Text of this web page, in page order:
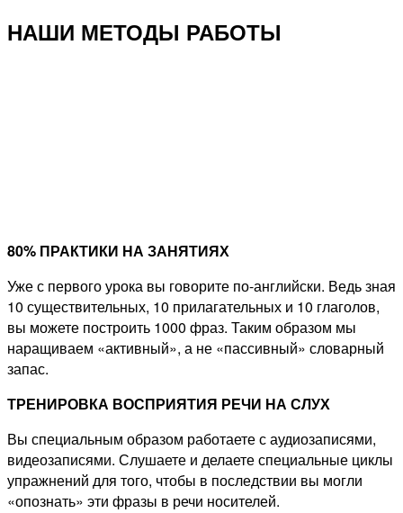
НАШИ МЕТОДЫ РАБОТЫ
80% ПРАКТИКИ НА ЗАНЯТИЯХ
Уже с первого урока вы говорите по-английски. Ведь зная
10 существительных, 10 прилагательных и 10 глаголов,
вы можете построить 1000 фраз. Таким образом мы
наращиваем «активный», а не «пассивный» словарный
запас.
ТРЕНИРОВКА ВОСПРИЯТИЯ РЕЧИ НА СЛУХ
Вы специальным образом работаете с аудиозаписями,
видеозаписями. Слушаете и делаете специальные циклы
упражнений для того, чтобы в последствии вы могли
«опознать» эти фразы в речи носителей.